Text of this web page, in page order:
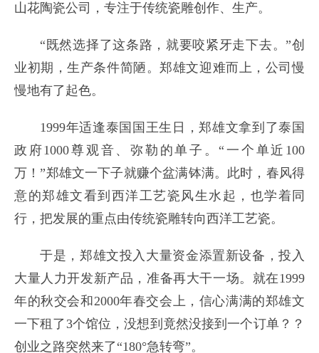
山花陶瓷公司，专注于传统瓷雕创作、生产。
“既然选择了这条路，就要咬紧牙走下去。”创
业初期，生产条件简陋。郑雄文迎难而上，公司慢
慢地有了起色。
1999年适逢泰国国王生日，郑雄文拿到了泰国
政府1000尊观音、弥勒的单子。“一个单近100
万！”郑雄文一下子就赚个盆满钵满。此时，春风得
意的郑雄文看到西洋工艺瓷风生水起，也学着同
行，把发展的重点由传统瓷雕转向西洋工艺瓷。
于是，郑雄文投入大量资金添置新设备，投入
大量人力开发新产品，准备再大干一场。就在1999
年的秋交会和2000年春交会上，信心满满的郑雄文
一下租了3个馆位，没想到竟然没接到一个订单？？
创业之路突然来了“180°急转弯”。